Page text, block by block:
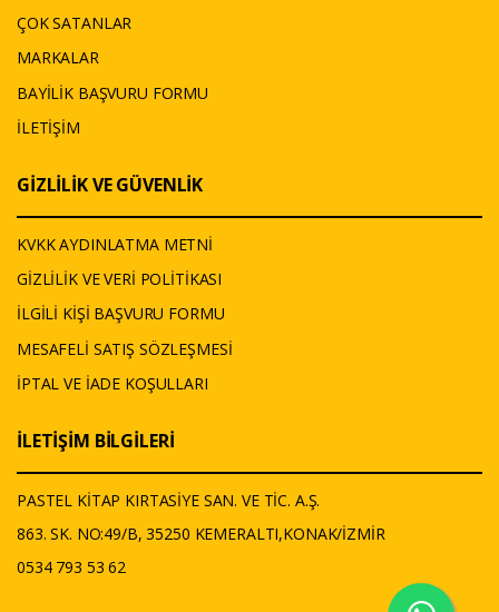
ÇOK SATANLAR
MARKALAR
BAYİLİK BAŞVURU FORMU
İLETİŞİM
GİZLİLİK VE GÜVENLİK
KVKK AYDINLATMA METNİ
GİZLİLİK VE VERİ POLİTİKASI
İLGİLİ KİŞİ BAŞVURU FORMU
MESAFELİ SATIŞ SÖZLEŞMESİ
İPTAL VE İADE KOŞULLARI
İLETİŞİM BİLGİLERİ
PASTEL KİTAP KIRTASİYE SAN. VE TİC. A.Ş.
863. SK. NO:49/B, 35250 KEMERALTI,KONAK/İZMİR
0534 793 53 62